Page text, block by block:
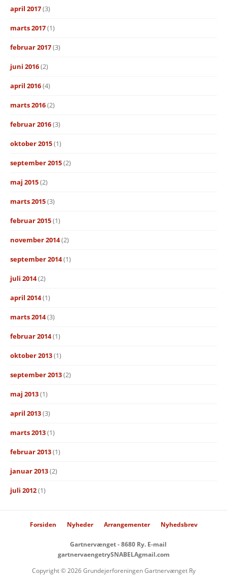
april 2017(3)
marts 2017(1)
februar 2017(3)
juni 2016(2)
april 2016(4)
marts 2016(2)
februar 2016(3)
oktober 2015(1)
september 2015(2)
maj 2015(2)
marts 2015(3)
februar 2015(1)
november 2014(2)
september 2014(1)
juli 2014(2)
april 2014(1)
marts 2014(3)
februar 2014(1)
oktober 2013(1)
september 2013(2)
maj 2013(1)
april 2013(3)
marts 2013(1)
februar 2013(1)
januar 2013(2)
juli 2012(1)
Forsiden Nyheder Arrangementer Nyhedsbrev
Gartnervænget - 8680 Ry. E-mail
gartnervaengetrySNABELAgmail.com
Copyright © 2026 Grundejerforeningen Gartnervænget Ry